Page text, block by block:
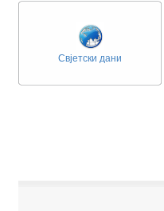
Свјетски дани